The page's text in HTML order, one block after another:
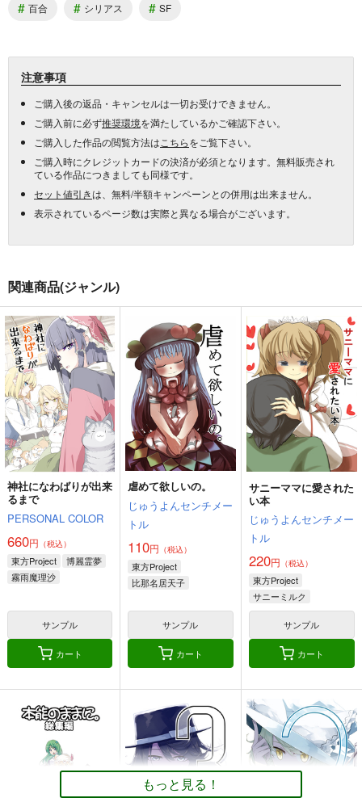
# 百合 # シリアス # SF
注意事項
ご購入後の返品・キャンセルは一切お受けできません。
ご購入前に必ず推奨環境を満たしているかご確認下さい。
ご購入した作品の閲覧方法は こちらをご覧下さい。
ご購入時にクレジットカードの決済が必須となります。無料販売され
ている作品につきましても同様です。
セット値引きは、無料/半額キャンペーンとの併用は出来ません。
表示されているページ数は実際と異なる場合がございます。
関連商品(ジャンル)
神社になわばりが出来
るまで
PERSONAL COLOR
660円 （税込）
東方Project
博麗霊夢
霧雨魔理沙
サンプル
カート
虐めて欲しいの。
じゅうよんセンチメー
トル
110円 （税込）
東方Project
比那名居天子
サンプル
カート
サニーママに愛された
い本
じゅうよんセンチメー
トル
220円 （税込）
東方Project
サニーミルク
サンプル
カート
もっと見る！